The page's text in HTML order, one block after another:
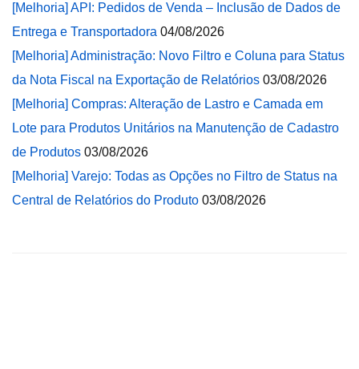
[Melhoria] API: Pedidos de Venda – Inclusão de Dados de
Entrega e Transportadora 04/08/2026
[Melhoria] Administração: Novo Filtro e Coluna para Status
da Nota Fiscal na Exportação de Relatórios 03/08/2026
[Melhoria] Compras: Alteração de Lastro e Camada em
Lote para Produtos Unitários na Manutenção de Cadastro
de Produtos 03/08/2026
[Melhoria] Varejo: Todas as Opções no Filtro de Status na
Central de Relatórios do Produto 03/08/2026